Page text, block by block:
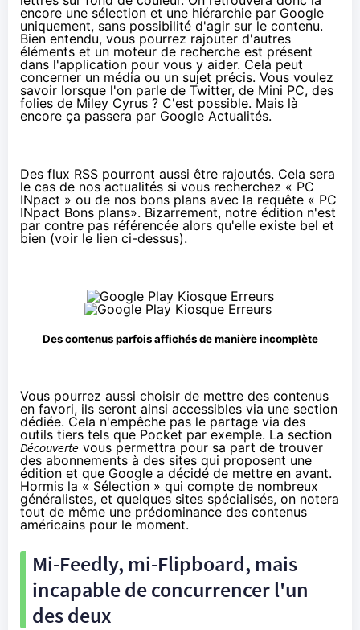
encore une sélection et une hiérarchie par Google
uniquement, sans possibilité d'agir sur le contenu.
Bien entendu, vous pourrez rajouter d'autres
éléments et un moteur de recherche est présent
dans l'application pour vous y aider. Cela peut
concerner un média ou un sujet précis. Vous voulez
savoir lorsque l'on parle de Twitter, de Mini PC, des
folies de Miley Cyrus ? C'est possible. Mais là
encore ça passera par Google Actualités.
Des flux RSS pourront aussi être rajoutés. Cela sera
le cas de nos actualités si vous recherchez « PC
INpact » ou de nos bons plans avec la requête « PC
INpact Bons plans». Bizarrement, notre édition n'est
par contre pas référencée alors qu'elle existe bel et
bien (voir le lien ci-dessus).
Des contenus parfois affichés de manière incomplète
Vous pourrez aussi choisir de mettre des contenus
en favori, ils seront ainsi accessibles via une section
dédiée. Cela n'empêche pas le partage via des
outils tiers tels que Pocket par exemple. La section
Découverte vous permettra pour sa part de trouver
des abonnements à des sites qui proposent une
édition et que Google a décidé de mettre en avant.
Hormis la « Sélection » qui compte de nombreux
généralistes, et quelques sites spécialisés, on notera
tout de même une prédominance des contenus
américains pour le moment.
Mi-Feedly, mi-Flipboard, mais
incapable de concurrencer l'un
des deux